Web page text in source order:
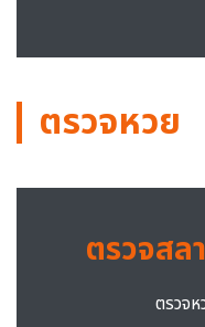
ตรวจหวย
ตรวจสล
ตรวจ